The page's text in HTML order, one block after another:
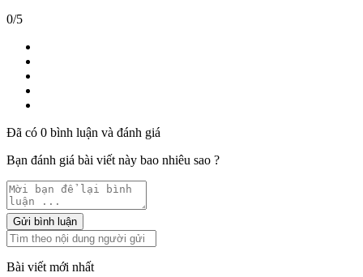
0/5
Đã có 0 bình luận và đánh giá
Bạn đánh giá bài viết này bao nhiêu sao ?
Gửi bình luận
Bài viết mới nhất